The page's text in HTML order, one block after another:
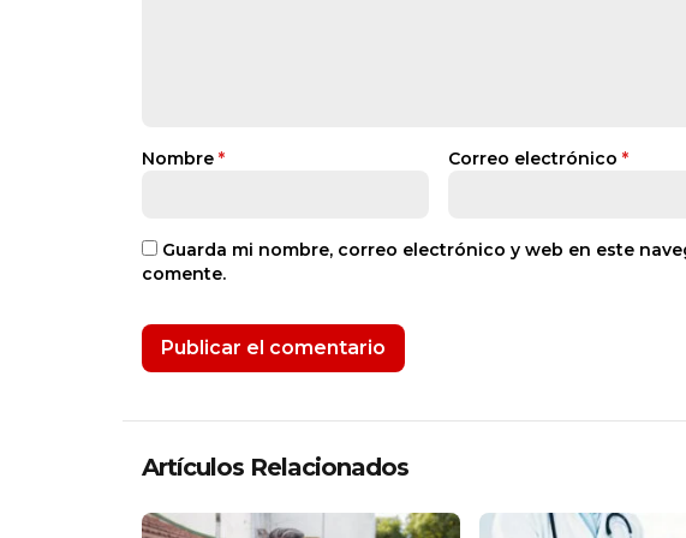
Nombre * Correo electrónico *
Guarda mi nombre, correo electrónico y web en este
comente.
Artículos Relacionados